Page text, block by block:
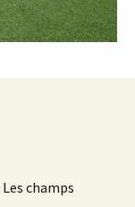
Les champs